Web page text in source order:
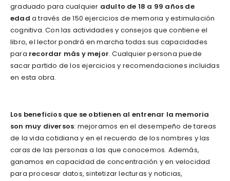
graduado para cualquier adulto de 18 a 99 años de
edad a través de 150 ejercicios de memoria y estimulación
cognitiva. Con las actividades y consejos que contiene el
libro, el lector pondrá en marcha todas sus capacidades
para recordar más y mejor. Cualquier persona puede
sacar partido de los ejercicios y recomendaciones incluidas
en esta obra.
Los beneficios que se obtienen al entrenar la memoria
son muy diversos: mejoramos en el desempeño de tareas
de la vida cotidiana y en el recuerdo de los nombres y las
caras de las personas a las que conocemos. Además,
ganamos en capacidad de concentración y en velocidad
para procesar datos, sintetizar lecturas y noticias,